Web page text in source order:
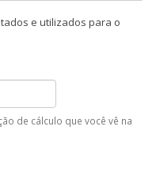
e utilizados para o
de cálculo que você vê na